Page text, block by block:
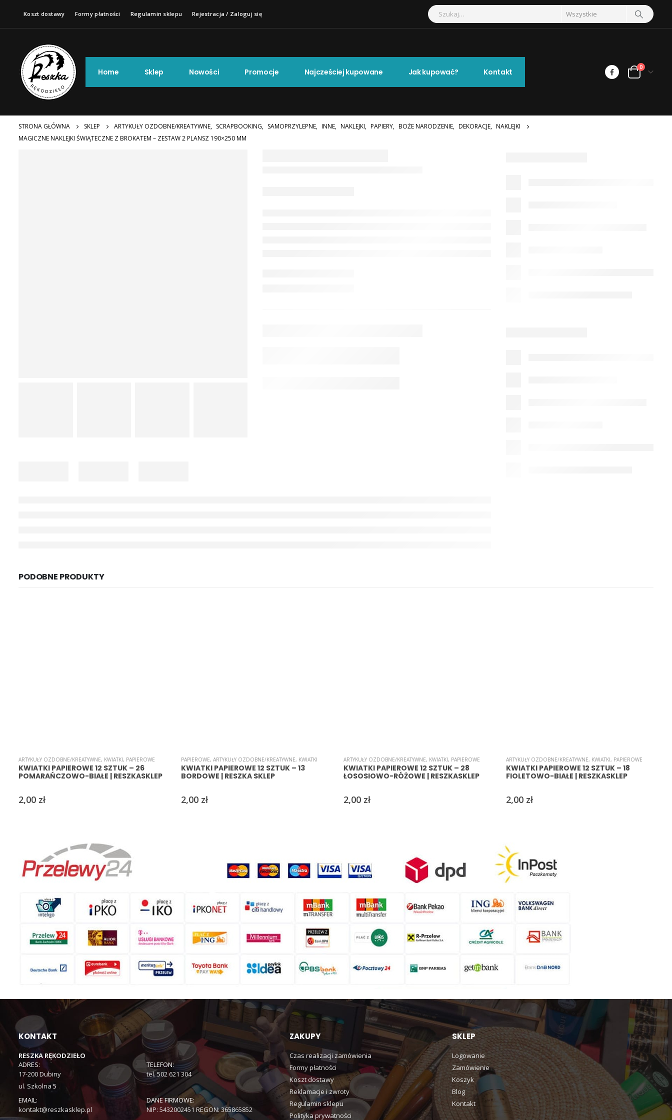
Koszt dostawy Formy płatności Regulamin sklepu Rejestracja / Zaloguj się
Home Sklep Nowości Promocje Najcześciej kupowane Jak kupować? Kontakt 0
STRONA GŁÓWNA SKLEP ARTYKUŁY OZDOBNE/KREATYWNE, SCRAPBOOKING, SAMOPRZYLEPNE, INNE, NAKLEJKI, PAPIERY, BOŻE NARODZENIE, DEKORACJE, NAKLEJKI
MAGICZNE NAKLEJKI ŚWIĄTECZNE Z BROKATEM – ZESTAW 2 PLANSZ 190×250 MM
PODOBNE PRODUKTY
ARTYKUŁY OZDOBNE/KREATYWNE, KWIATKI, PAPIEROWE
KWIATKI PAPIEROWE 12 SZTUK – 26
POMARAŃCZOWO-BIAŁE | RESZKASKLEP
2,00 zł
PAPIEROWE, ARTYKUŁY OZDOBNE/KREATYWNE, KWIATKI
KWIATKI PAPIEROWE 12 SZTUK – 13
BORDOWE | RESZKA SKLEP
2,00 zł
ARTYKUŁY OZDOBNE/KREATYWNE, KWIATKI, PAPIEROWE
KWIATKI PAPIEROWE 12 SZTUK – 28
ŁOSOSIOWO-RÓŻOWE | RESZKASKLEP
2,00 zł
ARTYKUŁY OZDOBNE/KREATYWNE, KWIATKI, PAPIEROWE
KWIATKI PAPIEROWE 12 SZTUK – 18
FIOLETOWO-BIAŁE | RESZKASKLEP
2,00 zł
KONTAKT
RESZKA RĘKODZIEŁO
ADRES:
17-200 Dubiny
ul. Szkolna 5
TELEFON:
tel. 502 621 304
EMAIL:
kontakt@reszkasklep.pl
DANE FIRMOWE:
NIP: 5432002451 REGON: 365865852
ZAKUPY
Czas realizacji zamówienia
Formy płatności
Koszt dostawy
Reklamacje i zwroty
Regulamin sklepu
Polityka prywatności
SKLEP
Logowanie
Zamówienie
Koszyk
Blog
Kontakt